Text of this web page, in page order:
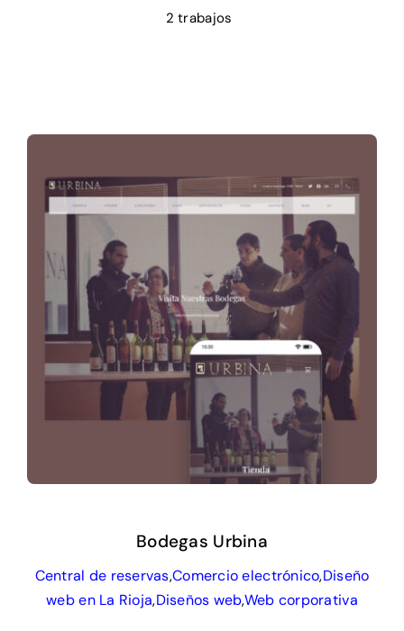
2 trabajos
Bodegas Urbina
Central de reservas,Comercio electrónico,Diseño
web en La Rioja,Diseños web,Web corporativa